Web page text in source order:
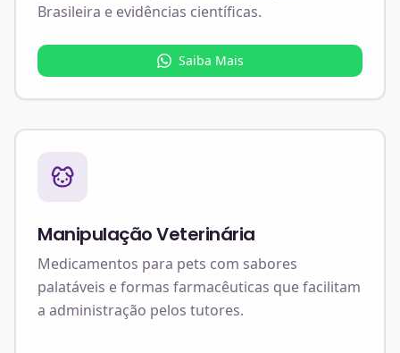
Brasileira e evidências científicas.
Saiba Mais
Manipulação Veterinária
Medicamentos para pets com sabores
palatáveis e formas farmacêuticas que facilitam
a administração pelos tutores.